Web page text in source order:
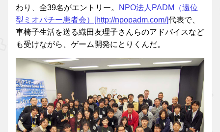
わり、全39名がエントリー。
NPO法人PADM（遠位
型ミオパチー患者会）[http://npopadm.com/]代表で、
車椅子生活を送る織田友理子さんらのアドバイスなど
も受けながら、ゲーム開発にとりくんだ。